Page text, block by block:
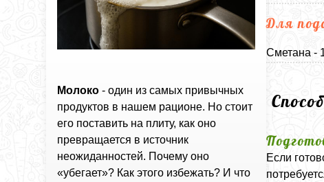
Молоко - один из самых привычных
продуктов в нашем рационе. Но стоит
его поставить на плиту, как оно
превращается в источник
неожиданностей. Почему оно
«убегает»? Как этого избежать? И что
Для
Сметана -
Если